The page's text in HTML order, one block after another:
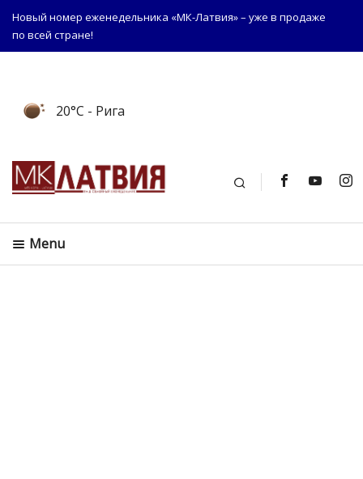
Новый номер еженедельника «МК-Латвия» – уже в продаже
по всей стране!
20°C - Рига
Поиск
Menu